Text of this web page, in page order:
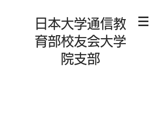
日本大学通信教
育部校友会大学
院支部